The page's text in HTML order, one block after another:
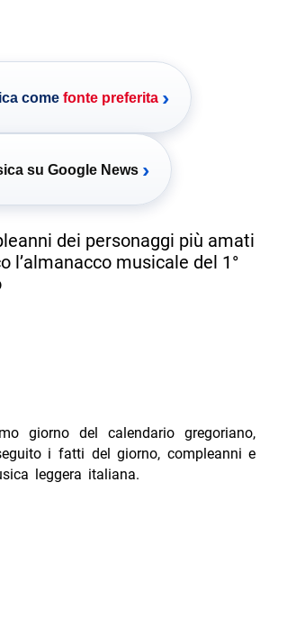
come fonte preferita ›
su Google News ›
dei personaggi più amati
l’almanacco musicale del 1°
giorno del calendario gregoriano,
i fatti del giorno, compleanni e
leggera italiana.